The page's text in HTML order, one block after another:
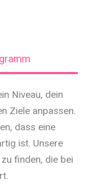
Niveau, dein
Ziele anpassen.
dass eine
ist. Unsere
finden, die bei